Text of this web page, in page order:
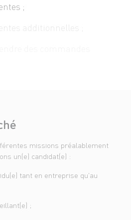
;
additionnelles ;
de
;
simples ;
et achalander le rayon
missions préalablement
un(e) candidat(e) :
tant en entreprise qu'au
;